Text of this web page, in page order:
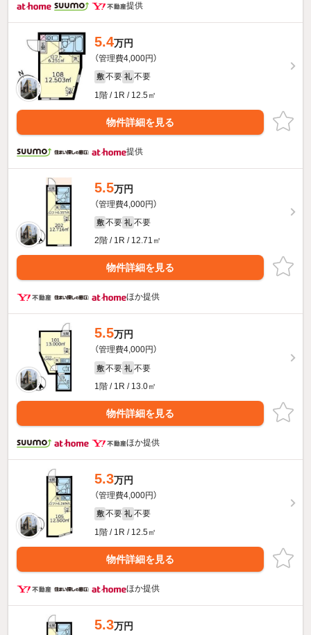
提供
5.4万円
（管理費4,000円）
敷 不要 礼 不要
1階 / 1R / 12.5㎡
物件詳細を見る
提供
5.5万円
（管理費4,000円）
敷 不要 礼 不要
2階 / 1R / 12.71㎡
物件詳細を見る
ほか提供
5.5万円
（管理費4,000円）
敷 不要 礼 不要
1階 / 1R / 13.0㎡
物件詳細を見る
ほか提供
5.3万円
（管理費4,000円）
敷 不要 礼 不要
1階 / 1R / 12.5㎡
物件詳細を見る
ほか提供
5.3万円